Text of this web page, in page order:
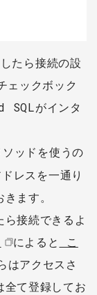
たら接続の設
ェックボック
SQLがインタ
ソッドを使うの
レスを一通り
ます。
接続できるよ
によると
こ
はアクセスさ
全て登録してお